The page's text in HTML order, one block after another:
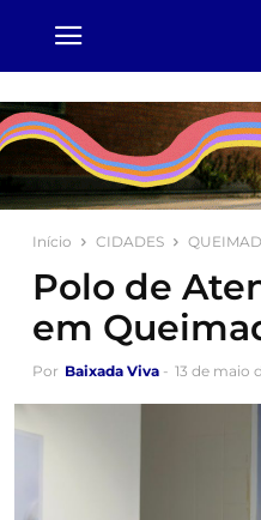
Início CIDADES
Polo de
em
Por Baixada Viva - 13 de maio